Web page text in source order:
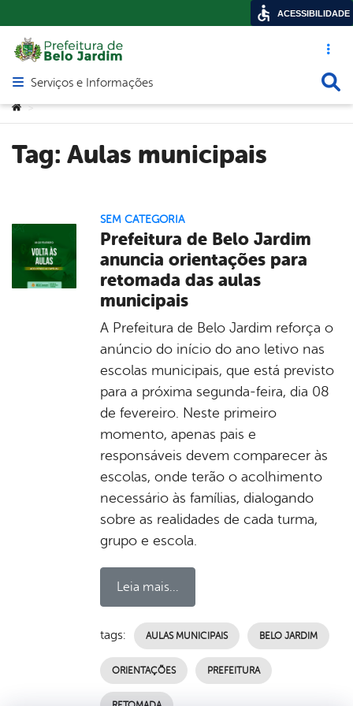
Acesso
Abrir menu principal de navegação
Serviços e Informações
Você está aqui:
>
Tag: Aulas municipais
SEM CATEGORIA
Prefeitura de Belo Jardim
anuncia orientações para
retomada das aulas
municipais
A Prefeitura de Belo Jardim reforça o
anúncio do início do ano letivo nas
escolas municipais, que está previsto
para a próxima segunda-feira, dia 08
de fevereiro. Neste primeiro
momento, apenas pais e
responsáveis devem comparecer às
escolas, onde terão o acolhimento
necessário às famílias, dialogando
sobre as realidades de cada turma,
grupo e escola.
Leia mais...
tags: AULAS MUNICIPAIS BELO JARDIM
ORIENTAÇÕES PREFEITURA
ACESSIBILIDADE